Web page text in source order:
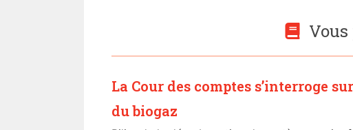
La Cour des comptes s’interroge
du biogaz